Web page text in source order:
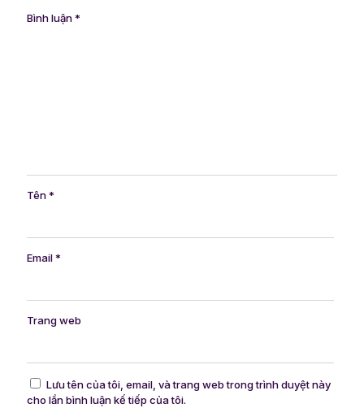
Bình luận*
Tên*
Email*
Trang web
Lưu tên của tôi, email, và trang web trong trình duyệt này
cho lần bình luận kế tiếp của tôi.